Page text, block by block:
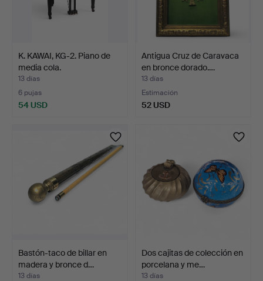
K. KAWAI, KG-2. Piano de
media cola.
13 días
6 pujas
54 USD
Antigua Cruz de Caravaca
en bronce dorado.…
13 días
Estimación
52 USD
Bastón-taco de billar en
madera y bronce d…
13 días
Dos cajitas de colección en
porcelana y me…
13 días